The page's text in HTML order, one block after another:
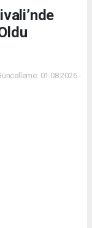
01.08.2026 -